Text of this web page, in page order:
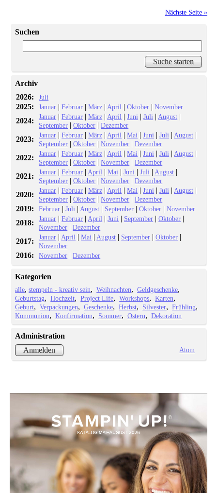
Nächste Seite »
Suchen
Archiv
2026:
Juli
2025: Januar |Februar |März | April |Oktober |November
2024: Januar |Februar |März | April |Juni |Juli | August |
September |Oktober |Dezember
2023: Januar |Februar |März | April |Mai |Juni |Juli | August |
September |Oktober |November |Dezember
2022: Januar |Februar |März | April |Mai |Juni |Juli | August |
September |Oktober |November |Dezember
2021: Januar |Februar | April |Mai |Juni |Juli | August |
September |Oktober |November |Dezember
2020: Januar |Februar |März | April |Mai |Juni |Juli | August |
September |Oktober |November |Dezember
2019: Februar |Juli | August | September |Oktober |November
2018: Januar |Februar | April |Juni | September |Oktober |
November |Dezember
2017: Januar | April |Mai | August | September |Oktober |
November
2016: November |Dezember
Kategorien
alle stempeln - kreativ sein Weihnachten
Geldgeschenke
Geburtstag
Hochzeit Project Life Workshops
Karten
Geburt
Verpackungen Geschenke Herbst Silvester
Frühling
Kommunion
Konfirmation Sommer Ostern Dekoration
Administration
Anmelden
Atom